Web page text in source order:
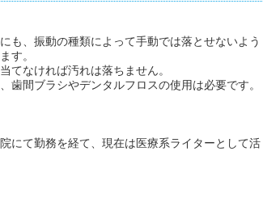
も、振動の種類によって手動では落とせないよう
す。
てなければ汚れは落ちません。
歯間ブラシやデンタルフロスの使用は必要です。
にて勤務を経て、現在は医療系ライターとして活